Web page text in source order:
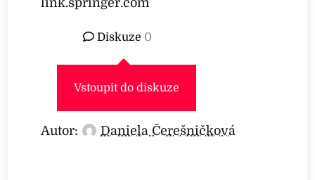
Diskuze 0
Vstoupit do diskuze
Autor: Daniela Čerešničková